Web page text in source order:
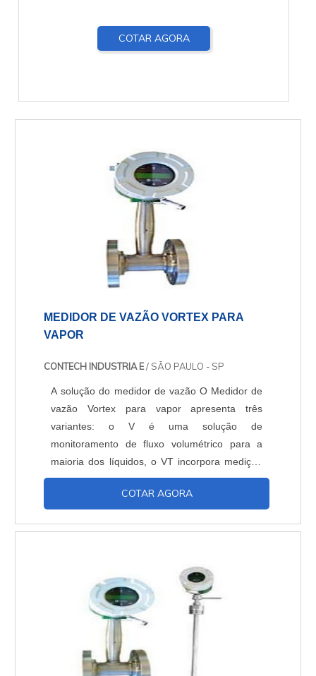
COTAR AGORA
MEDIDOR DE VAZÃO VORTEX PARA
VAPOR
CONTECH INDUSTRIA E/ SÃO PAULO - SP
A solução do medidor de vazão O Medidor de
vazão Vortex para vapor apresenta três
variantes: o V é uma solução de
monitoramento de fluxo volumétrico para a
maioria dos líquidos, o VT incorpora medição
de temperatura para providenciar indicação
compensada de vazão de massa de vapor
indicações de vazão, temperatura, pressão e
Oferece montagem e linha par...
COTAR AGORA